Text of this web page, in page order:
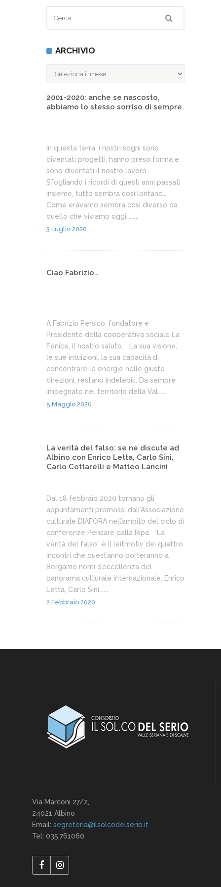
ARCHIVIO
ARCHIVIO
2001-2020: anche se nascosto,
abbiamo lo stesso sorriso di sempre.
In questa terra, i nostri sogni sono
diventati progetti, hanno preso forma e
sono diventati il nostro lavoro…
Sfogliando i ricordi di questi anni passati
insieme, tutto sembra così lontano…
Come eravamo sembra così diverso da
quello che viviamo oggi…......
3 Luglio 2020
Ciao Fabrizio…
A Fabrizio Persico, fondatore e
Presidente della cooperativa sociale La
Fenice, il nostro saluto. La sua visione,
le sue intuizioni, la sua capacità di
concentrare le energie nelle giuste
direzioni, restano indelebili. Da sempre
impegnato nel territorio della Val......
5 Maggio 2020
La verità del falso: se ne discute ad
Albino con Enrico Letta, Carlo Sini,
Carlo Cottarelli e Matteo Lancini
Dal 18 febbraio 2020 tornano gli
appuntamenti promossi dall’Associazione
culturale DIAFORÀ nell’ambito del ciclo di
conferenze Pensare dalla Ripa. “La
verità del falso” è il leitmotiv dei quattro
incontri che quest’anno porteranno a
Bergamo nomi d’eccellenza del
panorama culturale internazionale: Enrico
Letta, Carlo Sini,......
2 Febbraio 2020
Via Marconi 27/2,
24021 Albino
Email: segreteria@ilsolcodelserio.it
Tel: 035.761060